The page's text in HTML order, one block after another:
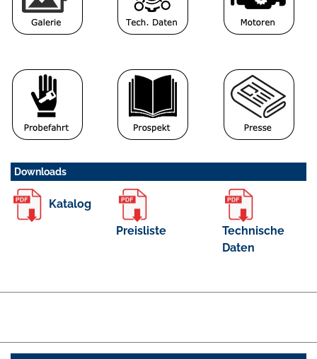
Downloads
Katalog
Preisliste
Technische
Daten